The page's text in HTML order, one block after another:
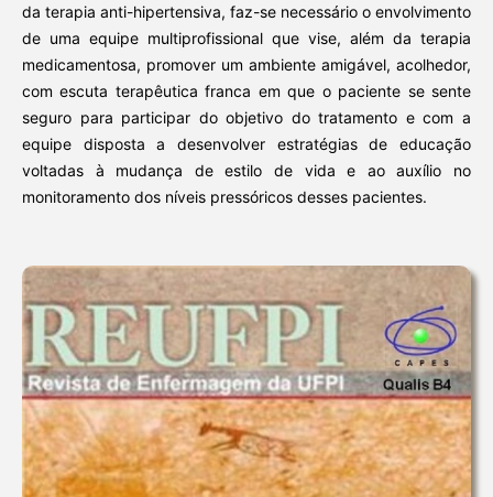
da terapia anti-hipertensiva, faz-se necessário o envolvimento
de uma equipe multiprofissional que vise, além da terapia
medicamentosa, promover um ambiente amigável, acolhedor,
com escuta terapêutica franca em que o paciente se sente
seguro para participar do objetivo do tratamento e com a
equipe disposta a desenvolver estratégias de educação
voltadas à mudança de estilo de vida e ao auxílio no
monitoramento dos níveis pressóricos desses pacientes.